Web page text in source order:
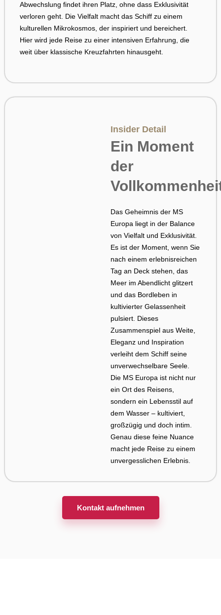
Abwechslung findet ihren Platz, ohne dass Exklusivität
verloren geht. Die Vielfalt macht das Schiff zu einem
kulturellen Mikrokosmos, der inspiriert und bereichert.
Hier wird jede Reise zu einer intensiven Erfahrung, die
weit über klassische Kreuzfahrten hinausgeht.
Insider Detail
Ein Moment
der
Das Geheimnis der MS
Europa liegt in der Balance
von Vielfalt und Exklusivität.
Es ist der Moment, wenn Sie
nach einem erlebnisreichen
Tag an Deck stehen, das
Meer im Abendlicht glitzert
und das Bordleben in
kultivierter Gelassenheit
pulsiert. Dieses
Zusammenspiel aus Weite,
Eleganz und Inspiration
verleiht dem Schiff seine
unverwechselbare Seele.
Die MS Europa ist nicht nur
ein Ort des Reisens,
sondern ein Lebensstil auf
dem Wasser – kultiviert,
großzügig und doch intim.
Genau diese feine Nuance
macht jede Reise zu einem
unvergesslichen Erlebnis.
Kontakt aufnehmen